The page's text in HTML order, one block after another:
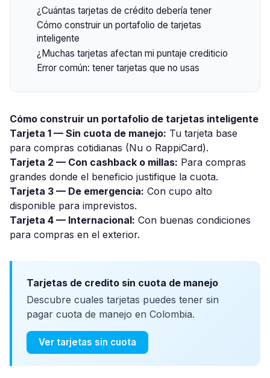
¿Cuántas tarjetas de crédito debería tener
Cómo construir un portafolio de tarjetas
inteligente
¿Muchas tarjetas afectan mi puntaje crediticio
Error común: tener tarjetas que no usas
Cómo construir un portafolio de tarjetas inteligente
Tarjeta 1 — Sin cuota de manejo: Tu tarjeta base
para compras cotidianas (Nu o RappiCard).
Tarjeta 2 — Con cashback o millas: Para compras
grandes donde el beneficio justifique la cuota.
Tarjeta 3 — De emergencia: Con cupo alto
disponible para imprevistos.
Tarjeta 4 — Internacional: Con buenas condiciones
para compras en el exterior.
Tarjetas de credito sin cuota de manejo
Descubre cuales tarjetas puedes tener sin
pagar cuota de manejo en Colombia.
Ver tarjetas sin cuota